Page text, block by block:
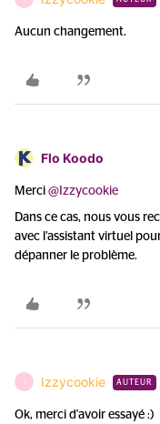
Aucun changement.
Flo Koodo
Merci ​ @Izzycookie
Dans ce cas, nous vous
avec l’assistant virtuel
dépanner le problème.
Izzycookie AUTEUR
Ok, merci d'avoir essayé :)